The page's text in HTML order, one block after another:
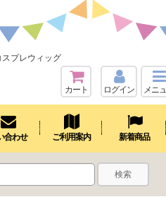
プレウィッグ
カート ログイン メニ
合わせ ご利用案内 新着商品
検索